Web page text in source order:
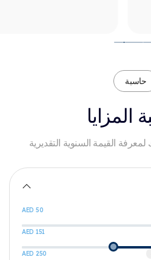
المزايا
القيمة السنوية التقديرية
AED 50
AED 151
AED 250